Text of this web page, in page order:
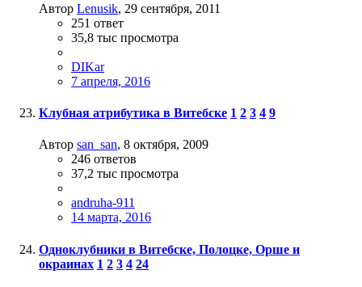
Автор Lenusik, 29 сентября, 2011
251 ответ
35,8 тыс просмотра
DIKar
7 апреля, 2016
Клубная атрибутика в Витебске 1 2 3 4 9
Автор san_san, 8 октября, 2009
246 ответов
37,2 тыс просмотра
andruha-911
14 марта, 2016
Одноклубники в Витебске, Полоцке, Орше и
окраинах 1 2 3 4 24